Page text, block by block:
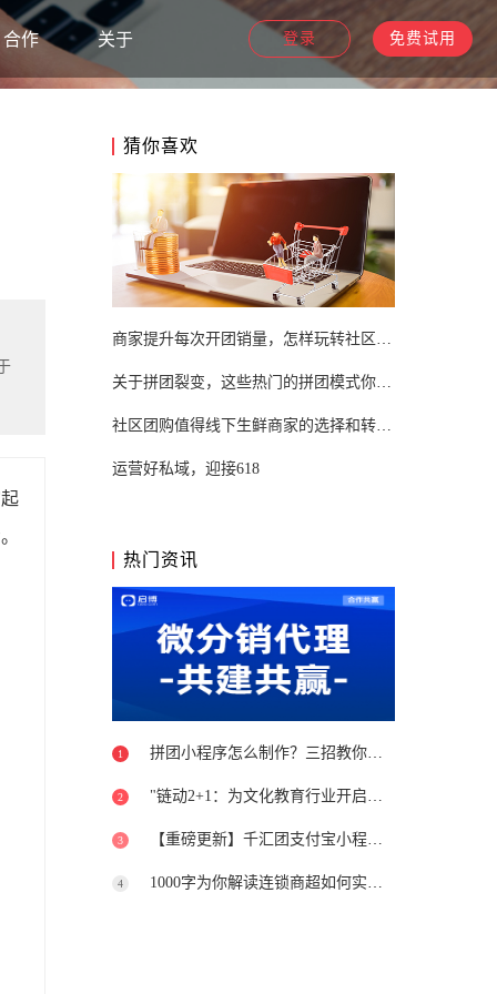
合作 关于 登录 免费试用
猜你喜欢
商家提升每次开团销量，怎样玩转社区团购系统？
关于拼团裂变，这些热门的拼团模式你知道吗？
社区团购值得线下生鲜商家的选择和转化么?
运营好私域，迎接618
热门资讯
1 拼团小程序怎么制作？三招教你避开坑
2 "链动2+1：为文化教育行业开启新篇章"
3 【重磅更新】千汇团支付宝小程序上线
4 1000字为你解读连锁商超如何实现转型升级